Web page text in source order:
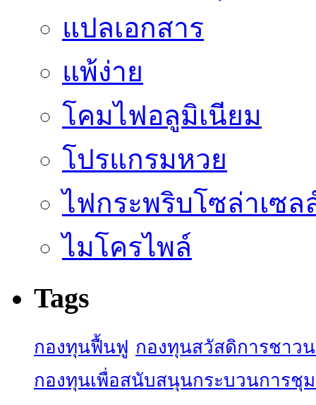
แปลเอกสาร
แพ้ง่าย
โคมไฟอลูมิเนียม
โปรแกรมหวย
ไฟกระพริบโซล่าเซล
ไมโครไพล์
Tags
กองทุนฟื้นฟู กองทุนสวัสดิการชาว
กองทุนเพื่อสนับสนุนกระบวนการชุ